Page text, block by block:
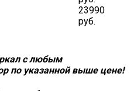
23990
руб.
с любым
по указанной выше цене!